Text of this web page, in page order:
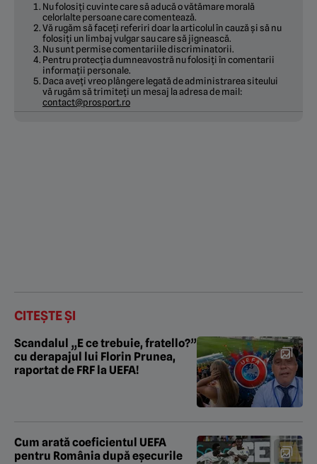
Nu folosiți cuvinte care să aducă o vătămare morală
celorlalte persoane care comentează.
Vă rugăm să faceți referiri doar la articolul în cauză și să nu
folosiți un limbaj vulgar sau care să jignească.
Nu sunt permise comentariile discriminatorii.
Pentru protecția dumneavostră nu folosiți în comentarii
informații personale.
Daca aveți vreo plângere legată de administrarea siteului
vă rugăm să trimiteți un mesaj la adresa de mail:
contact@prosport.ro
CITEȘTE ȘI
Scandalul „E ce trebuie, fratello?”
cu derapajul lui Florin Prunea,
raportat de FRF la UEFA!
Cum arată coeficientul UEFA
pentru România după eșecurile